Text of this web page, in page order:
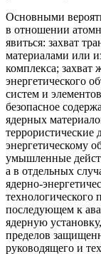
Основными
в отношении
явиться: захват
материалами или
комплекса;
энергетического
систем и
безопасное
ядерных
энергетическому
умышленные
а в отдельных
ядерно-
технологического
последующем к
ядерную
пределов
руководящего и